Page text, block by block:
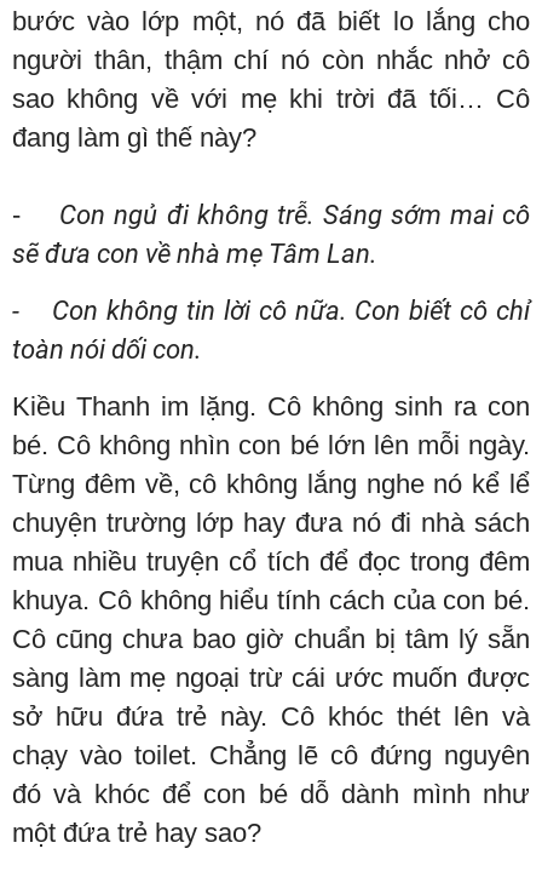
bước vào lớp một, nó đã biết lo lắng cho
người thân, thậm chí nó còn nhắc nhở cô
sao không về với mẹ khi trời đã tối… Cô
đang làm gì thế này?
- Con ngủ đi không trễ. Sáng sớm mai cô
sẽ đưa con về nhà mẹ Tâm Lan.
- Con không tin lời cô nữa. Con biết cô chỉ
toàn nói dối con.
Kiều Thanh im lặng. Cô không sinh ra con
bé. Cô không nhìn con bé lớn lên mỗi ngày.
Từng đêm về, cô không lắng nghe nó kể lể
chuyện trường lớp hay đưa nó đi nhà sách
mua nhiều truyện cổ tích để đọc trong đêm
khuya. Cô không hiểu tính cách của con bé.
Cô cũng chưa bao giờ chuẩn bị tâm lý sẵn
sàng làm mẹ ngoại trừ cái ước muốn được
sở hữu đứa trẻ này. Cô khóc thét lên và
chạy vào toilet. Chẳng lẽ cô đứng nguyên
đó và khóc để con bé dỗ dành mình như
một đứa trẻ hay sao?